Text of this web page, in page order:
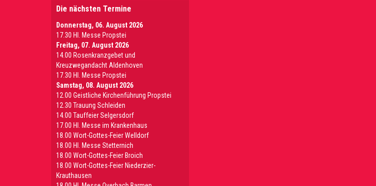
Die nächsten Termine
Donnerstag, 06. August 2026
17.30 Hl. Messe Propstei
Freitag, 07. August 2026
14.00 Rosenkranzgebet und
Kreuzwegandacht Aldenhoven
17.30 Hl. Messe Propstei
Samstag, 08. August 2026
12.00 Geistliche Kirchenführung Propstei
12.30 Trauung Schleiden
14.00 Tauffeier Selgersdorf
17.00 Hl. Messe im Krankenhaus
18.00 Wort-Gottes-Feier Welldorf
18.00 Hl. Messe Stetternich
18.00 Wort-Gottes-Feier Broich
18.00 Wort-Gottes-Feier Niederzier-
Krauthausen